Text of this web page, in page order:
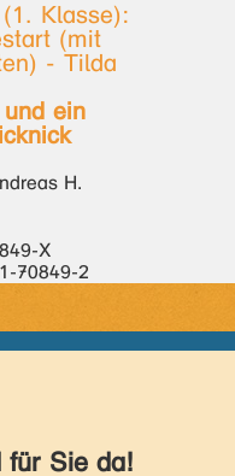
Klasse):
(mit
- Tilda
ein
H.
X
70849-2